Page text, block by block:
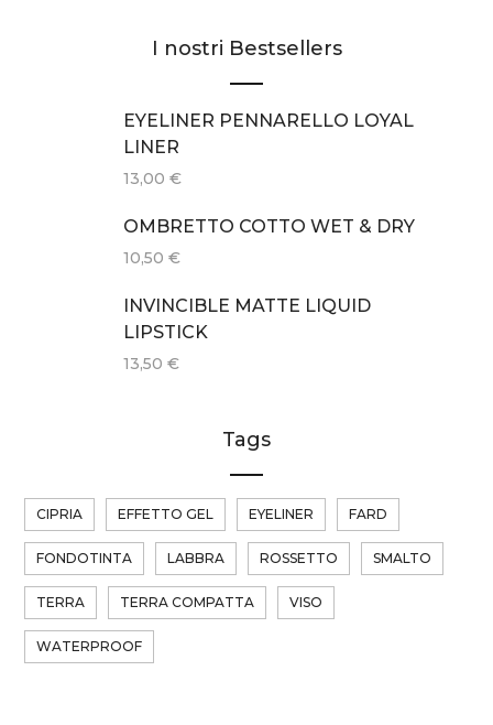
I nostri Bestsellers
EYELINER PENNARELLO LOYAL
LINER
13,00€
OMBRETTO COTTO WET & DRY
10,50€
INVINCIBLE MATTE LIQUID
LIPSTICK
13,50€
Tags
CIPRIA EFFETTO GEL EYELINER FARD
FONDOTINTA LABBRA ROSSETTO SMALTO
TERRA TERRA COMPATTA VISO
WATERPROOF